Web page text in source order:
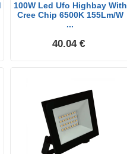
100W Led Ufo Highbay With
Cree Chip 6500K 155Lm/W
...
40.04 €